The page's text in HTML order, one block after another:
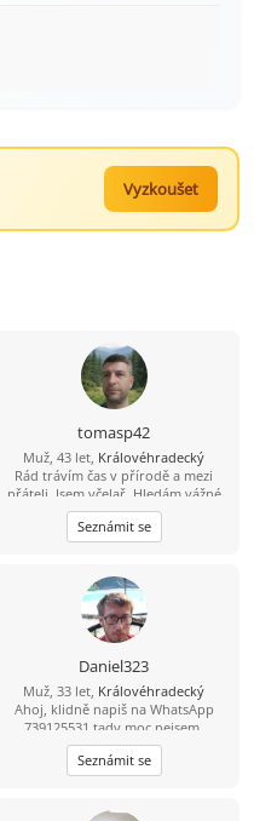
Vyzkoušet
tomasp42
Muž, 43 let, Královéhradecký
Rád trávím čas v přírodě a mezi
přáteli. Jsem včelař. Hledám vážné
seznámení a ne partnerku na jednu
noc.
Seznámit se
Daniel323
Muž, 33 let, Královéhradecký
Ahoj, klidně napiš na WhatsApp
739125531 tady moc nejsem.
Seznámit se